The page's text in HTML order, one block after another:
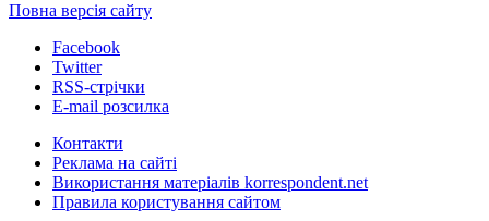
Повна версія сайту
Facebook
Twitter
RSS-стрічки
E-mail розсилка
Контакти
Реклама на сайті
Використання матеріалів korrespondent.net
Правила користування сайтом